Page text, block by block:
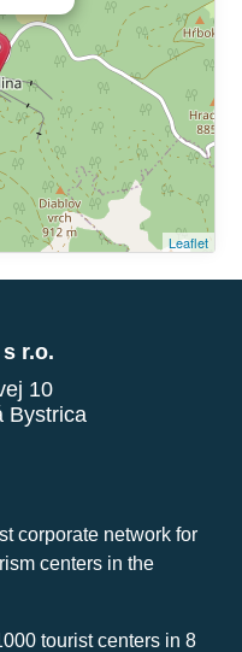
Leaflet
r.o.
10
Bystrica
corporate network for
centers in the
tourist centers in 8